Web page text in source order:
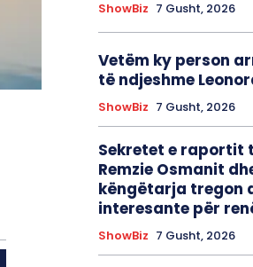
ShowBiz 7 Gusht, 2026
Vetëm ky person
të ndjeshme
ShowBiz 7 Gusht, 2026
Sekretet e raportit
Remzie Osmanit
këngëtarja tregon
interesante për
ShowBiz 7 Gusht, 2026